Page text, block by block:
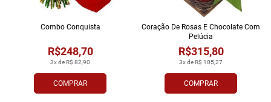
COMPRAR
3x de R$ 82,90
R$248,70
Combo Conquista
COMPRAR
3x de R$ 105,27
R$315,80
Coração De Rosas E Chocolate Com
Pelúcia